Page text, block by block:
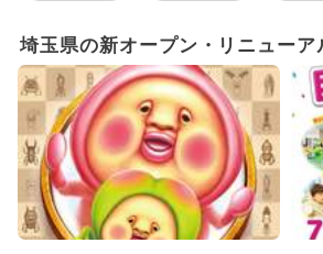
キャラクター 2026年1
雨の日OK 2024年7月の
2026年7月のイベント
2025年12月のイベント
埼玉県の新オープン・リニューア